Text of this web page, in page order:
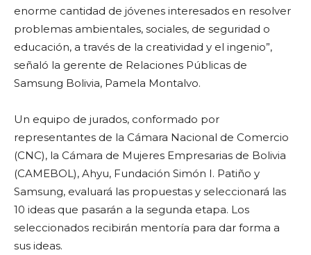
enorme cantidad de jóvenes interesados en resolver
problemas ambientales, sociales, de seguridad o
educación, a través de la creatividad y el ingenio”,
señaló la gerente de Relaciones Públicas de
Samsung Bolivia, Pamela Montalvo.
Un equipo de jurados, conformado por
representantes de la Cámara Nacional de Comercio
(CNC), la Cámara de Mujeres Empresarias de Bolivia
(CAMEBOL), Ahyu, Fundación Simón I. Patiño y
Samsung, evaluará las propuestas y seleccionará las
10 ideas que pasarán a la segunda etapa. Los
seleccionados recibirán mentoría para dar forma a
sus ideas.